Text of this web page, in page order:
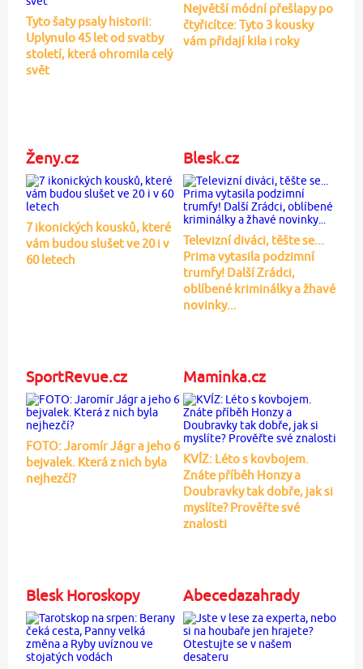
Tyto šaty psaly historii:
Uplynulo 45 let od svatby
století, která ohromila celý
svět
Největší módní přešlapy po
čtyřicítce: Tyto 3 kousky
vám přidají kila i roky
Ženy.cz
7 ikonických kousků, které
vám budou slušet ve 20 i v
60 letech
Blesk.cz
Televizní diváci, těšte se...
Prima vytasila podzimní
trumfy! Další Zrádci,
oblíbené kriminálky a žhavé
novinky...
SportRevue.cz
FOTO: Jaromír Jágr a jeho 6
bejvalek. Která z nich byla
nejhezčí?
Maminka.cz
KVÍZ: Léto s kovbojem.
Znáte příběh Honzy a
Doubravky tak dobře, jak si
myslíte? Prověřte své
znalosti
Blesk Horoskopy Abecedazahrady